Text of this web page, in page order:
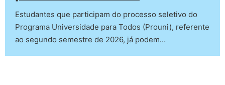
Estudantes que participam do processo seletivo do
Programa Universidade para Todos (Prouni), referente
ao segundo semestre de 2026, já podem…